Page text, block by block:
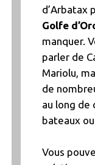
d’Arbatax
Golfe
manquer.
parler de
Mariolu,
de
au long de
bateaux
Vous